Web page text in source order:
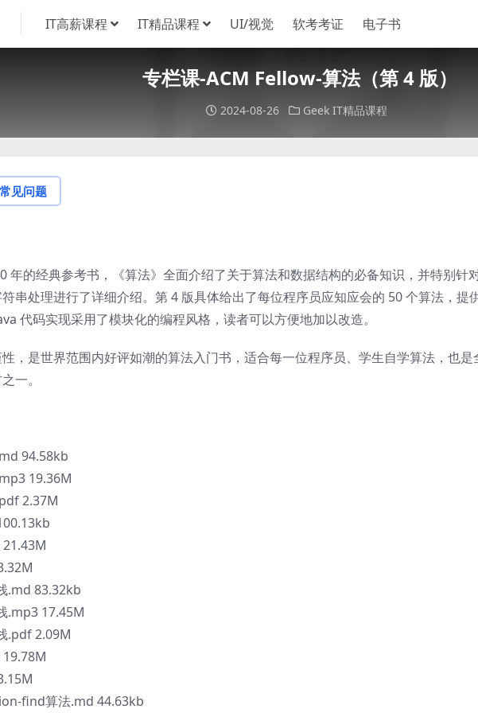
IT高薪课程 IT精品课程 UI/视觉 软考考证 电子书
专栏课-ACM Fellow-算法（第 4 版）
2024-08-26 Geek IT精品课程
常见问题
年的经典参考书，《算法》全面介绍了关于算法和数据结构的必备知识，并特别针
串处理进行了详细介绍。第 4 版具体给出了每位程序员应知应会的 50 个算法，提
代码实现采用了模块化的编程风格，读者可以方便地加以改造。
，是世界范围内好评如潮的算法入门书，适合每一位程序员、学生自学算法，也是
一。
94.58kb
19.36M
2.37M
.md 83.32kb
.mp3 17.45M
.pdf 2.09M
find算法.md 44.63kb